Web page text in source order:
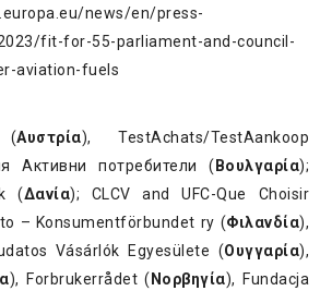
news/en/press-
fit-for-55-parliament-and-council-
aviation-fuels
(Αυστρία), TestAchats/TestAankoop
Активни потребители ( Βουλγαρία);
(Δανία); CLCV and UFC-Que Choisir
– Konsumentförbundet ry (Φιλανδία),
Vásárlók Egyesülete (Ουγγαρία),
), Forbrukerrådet ( N ορβηγία), Fundacja